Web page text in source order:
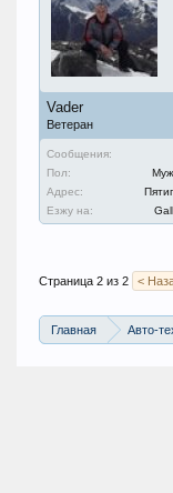
Vader
Ветеран
Сообщения:
Пол:
Адрес:
Езжу на:
Страница 2 из 2 <
Главная Авто-